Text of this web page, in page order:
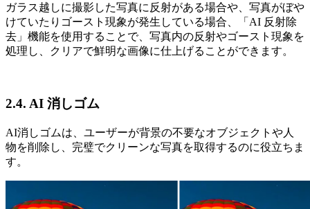
ガラス越しに撮影した写真に反射がある場合や、写真がぼや
けていたりゴースト現象が発生している場合、「AI 反射除
去」機能を使用することで、写真内の反射やゴースト現象を
処理し、クリアで鮮明な画像に仕上げることができます。
2.4. AI 消しゴム
AI消しゴムは、ユーザーが背景の不要なオブジェクトや人
物を削除し、完璧でクリーンな写真を取得するのに役立ちま
す。